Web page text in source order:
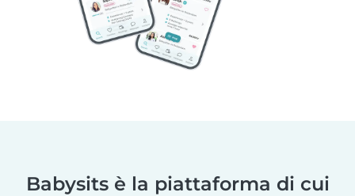
Babysits è la piattaforma di cui